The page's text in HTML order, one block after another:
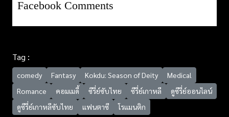
Facebook Comments
Tag :
comedy Fantasy Kokdu: Season of Deity
Medical
Romance
คอมเมดี้ ซีรี่ย์ซับไทย ซีรี่ย์เกาหลี
ดูซีรี่ย์ออนไลน์
ดูซีรี่ย์เกาหลีซับไทย
แฟนตาซี โรแมนติก